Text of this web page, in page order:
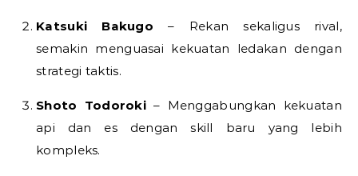
Katsuki Bakugo – Rekan sekaligus rival,
semakin menguasai kekuatan ledakan dengan
strategi taktis.
Shoto Todoroki – Menggabungkan kekuatan
api dan es dengan skill baru yang lebih
kompleks.